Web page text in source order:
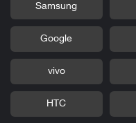
Samsung
Google
vivo
HTC